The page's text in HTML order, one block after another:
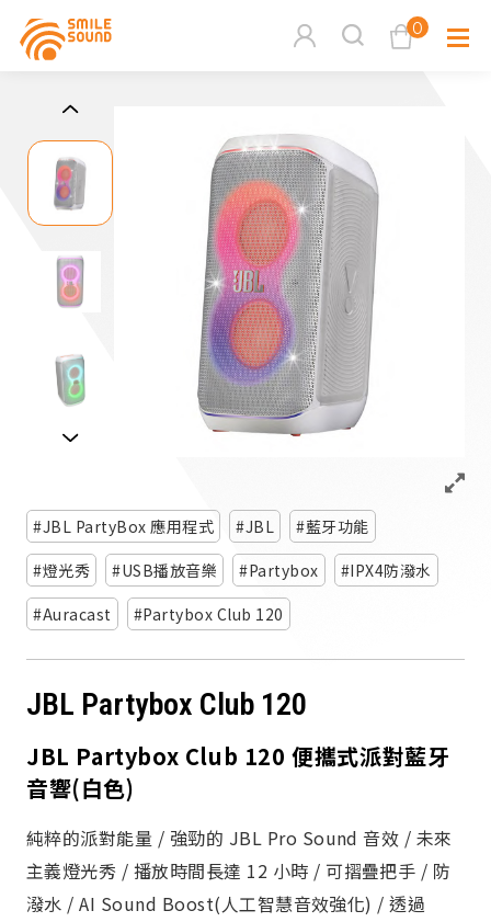
0
查看購物車
請選擇商品分類
請選擇分類
劇院系
JBL PartyBox 應用程式 JBL
藍牙功能
燈光秀
USB播放音樂 Partybox
IPX4防潑水
Auracast
Partybox Club 120
JBL Partybox Club 120
JBL Partybox Club 120 便攜式派對藍牙
音響(白色)
純粹的派對能量 / 強勁的 JBL Pro Sound 音效 / 未來
主義燈光秀 / 播放時間長達 12 小時 / 可摺疊把手 / 防
潑水 / AI Sound Boost(人工智慧音效強化) / 透過